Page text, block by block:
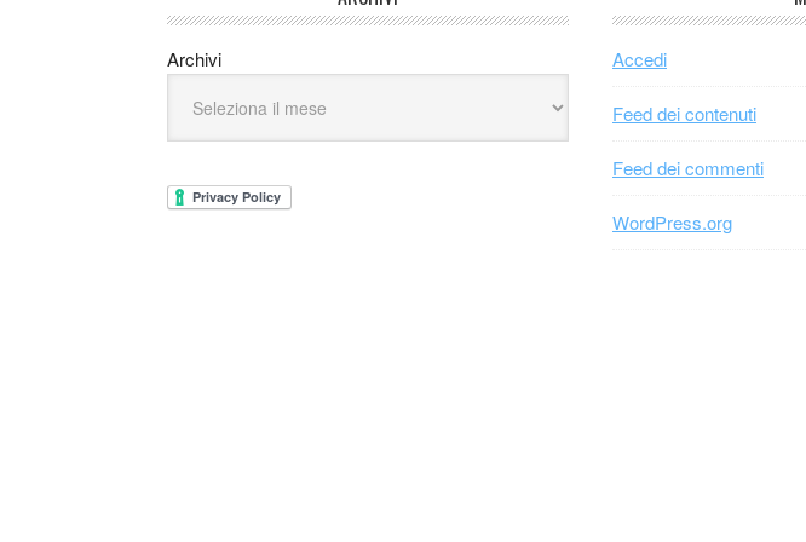
Archivi Accedi
Feed dei contenuti
Feed dei commenti
WordPress.org